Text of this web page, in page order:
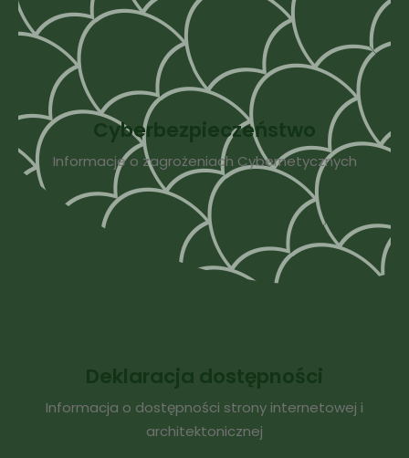
Cyberbezpieczeństwo
Informacje o zagrożeniach Cybernetycznych
Deklaracja dostępności
Informacja o dostępności strony internetowej i
architektonicznej